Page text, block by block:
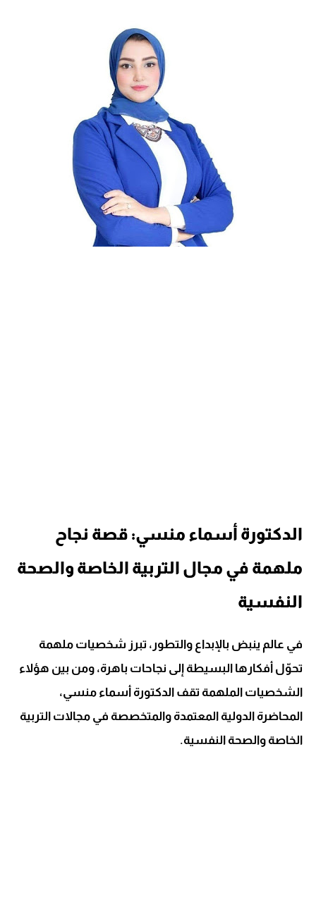
الدكتورة أسماء منسي: قصة نجاح
ملهمة في مجال التربية الخاصة والصحة
النفسية
في عالم ينبض بالإبداع والتطور، تبرز شخصيات ملهمة
تحوّل أفكارها البسيطة إلى نجاحات باهرة، ومن بين هؤلاء
الشخصيات الملهمة تقف الدكتورة أسماء منسي،
المحاضرة الدولية المعتمدة والمتخصصة في مجالات التربية
الخاصة والصحة النفسية.